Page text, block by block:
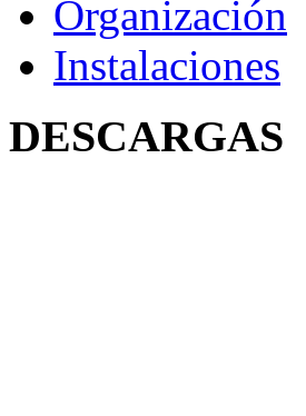
Organización
Instalaciones
DESCARGAS